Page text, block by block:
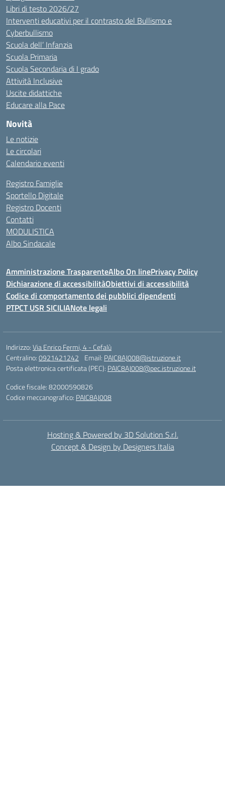
Libri di testo 2026/27
Interventi educativi per il contrasto del Bullismo e
Cyberbullismo
Scuola dell’ Infanzia
Scuola Primaria
Scuola Secondaria di I grado
Attività Inclusive
Uscite didattiche
Educare alla Pace
Novità
Le notizie
Le circolari
Calendario eventi
Registro Famiglie
Sportello Digitale
Registro Docenti
Contatti
MODULISTICA
Albo Sindacale
Amministrazione TrasparenteAlbo On linePrivacy Policy
Dichiarazione di accessibilitàObiettivi di accessibilità
Codice di comportamento dei pubblici dipendenti
PTPCT USR SICILIANote legali
Indirizzo:Via Enrico Fermi, 4 - Cefalù
Centralino:0921421242 Email: PAIC8AJ008@istruzione.it
Posta elettronica certificata (PEC): PAIC8AJ008@pec.istruzione.it
Codice fiscale: 82000590826
Codice meccanografico: PAIC8AJ008
Hosting & Powered by 3D Solution S.r.l.
Concept & Design by Designers Italia